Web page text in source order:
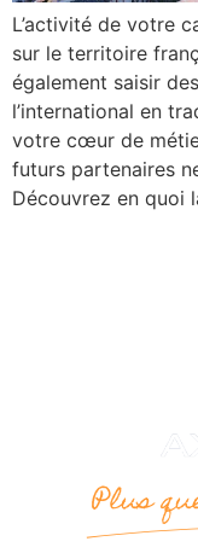
L’activité de votre
sur le territoire
également saisir
l’international en
votre cœur de
futurs partenaires
Découvrez en quoi
Plus